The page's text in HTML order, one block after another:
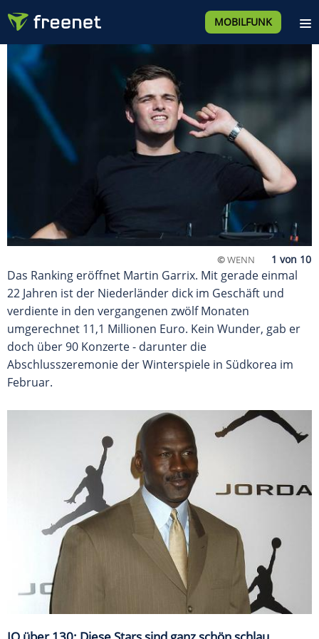
MOBILFUNK
©WENN
Das Ranking eröffnet Martin Garrix. Mit gerade einmal
22 Jahren ist der Niederländer dick im Geschäft und
verdiente in den vergangenen zwölf Monaten
umgerechnet 11,1 Millionen Euro. Kein Wunder, gab er
doch über 90 Konzerte - darunter die
Abschlusszeremonie der Winterspiele in Südkorea im
Februar.